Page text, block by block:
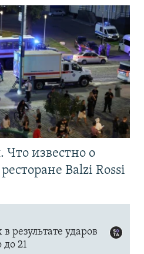
Что известно о
Balzi Rossi